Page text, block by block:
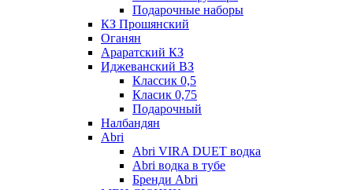
Подарочные наборы
КЗ Прошянский
Оганян
Араратский КЗ
Иджеванский ВЗ
Классик 0,5
Класик 0,75
Подарочный
Налбандян
Abri
Abri VIRA DUET водка
Abri водка в тубе
Бренди Abri